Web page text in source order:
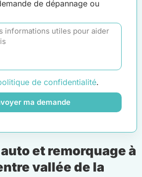
de dépannage ou
de confidentialité.
ma demande
et remorquage à
vallée de la